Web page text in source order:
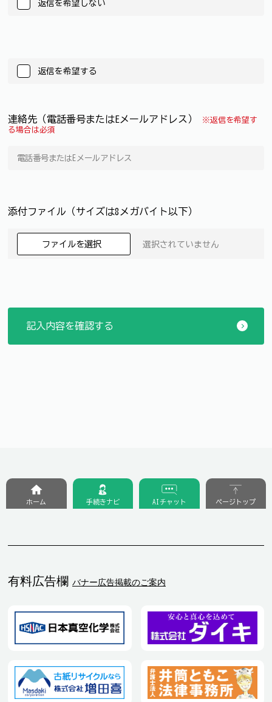
返信を希望しない
返信を希望する
連絡先（電話番号またはEメールアドレス）
※返信を希望す
る場合は必須
添付ファイル（サイズは8メガバイト以下）
ファイルを選択 選択されていません
有料広告欄 バナー広告掲載のご案内
ホーム 手続きナビ AIチャット ページトップ